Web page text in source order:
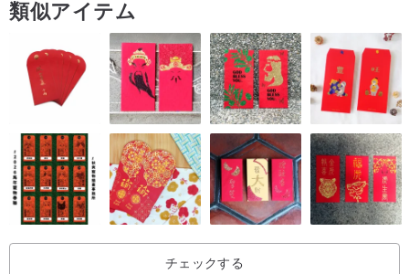
類似アイテム
チェックする